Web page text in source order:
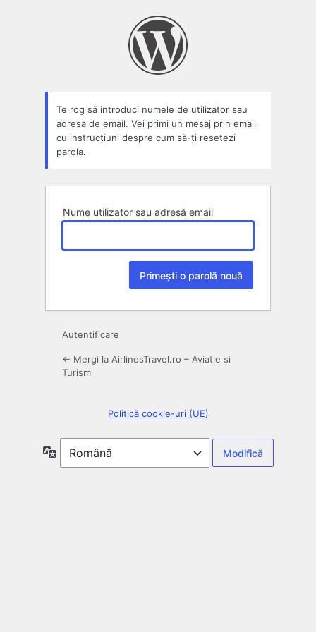
Te rog să introduci numele de utilizator sau
adresa de email. Vei primi un mesaj prin email
cu instrucțiuni despre cum să-ți resetezi
parola.
Nume utilizator sau adresă email
Autentificare
← Mergi la AirlinesTravel.ro – Aviatie si
Turism
Politică cookie-uri (UE)
Limbă